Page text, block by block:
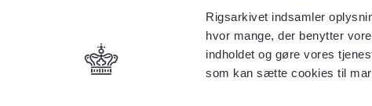
Rigsarkivet indsamler
hvor mange, der benytter
indholdet og gøre vores
som kan sætte cookies til